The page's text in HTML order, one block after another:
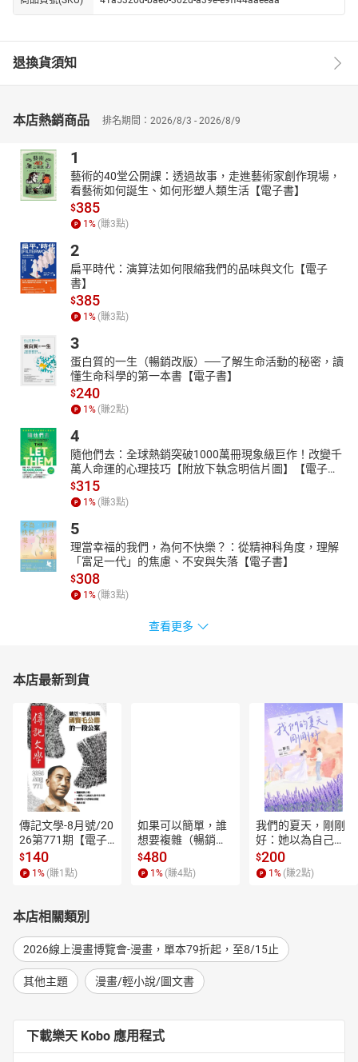
退換貨須知
本店熱銷商品 排名期間：2026/8/3 - 2026/8/9
1
藝術的40堂公開課：透過故事，走進藝術家創作現場，
看藝術如何誕生、如何形塑人類生活【電子書】
$385
1% (賺3點)
2
扁平時代：演算法如何限縮我們的品味與文化【電子
書】
$385
1% (賺3點)
3
蛋白質的一生（暢銷改版）──了解生命活動的秘密，讀
懂生命科學的第一本書【電子書】
$240
1% (賺2點)
4
隨他們去：全球熱銷突破1000萬冊現象級巨作！改變千
萬人命運的心理技巧【附放下執念明信片圖】【電子
書】
$315
1% (賺3點)
5
理當幸福的我們，為何不快樂？：從精神科角度，理解
「富足一代」的焦慮、不安與失落【電子書】
$308
1% (賺3點)
查看更多
本店最新到貨
傳記文學-8月號/20
26第771期【電子
書】
$140
1 % (賺1 點)
如果可以簡單，誰
想要複雜（暢銷經
典新編版）【電子
書】
$480
1 % (賺4點)
我們的夏天，剛剛
好：她以為自己只
是逃離一段失敗的
愛，卻在薰衣草盛
開的山裡，重新學
$200
1 % (賺2點)
本店相關類別
2026線上漫畫博覽會-漫畫，單本79折起，至8/15止
其他主題 漫畫/輕小說/圖文書
下載樂天 Kobo 應用程式